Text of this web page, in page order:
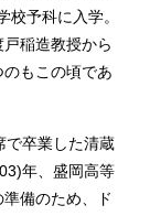
予科に入学。
稲造教授から
もこの頃であ
で卒業した清蔵
年、盛岡高等
備のため、ド